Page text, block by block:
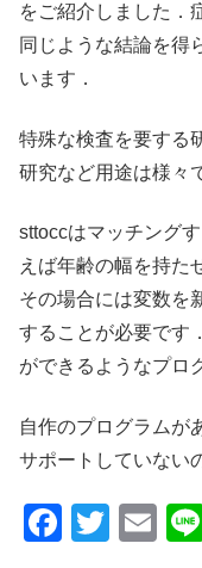
をご紹介しました．
同じような結論を得
います．
特殊な検査を要する
研究など用途は様々
sttoccはマッチング
えば年齢の幅を持た
その場合には変数を
することが必要です
ができるようなプロ
自作のプログラムが
サポートしていない
F
T
E